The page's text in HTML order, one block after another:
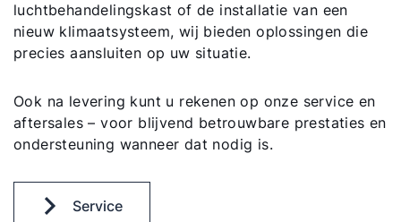
luchtbehandelingskast of de installatie van een
nieuw klimaatsysteem, wij bieden oplossingen die
precies aansluiten op uw situatie.
Ook na levering kunt u rekenen op onze service en
aftersales – voor blijvend betrouwbare prestaties en
ondersteuning wanneer dat nodig is.
Service